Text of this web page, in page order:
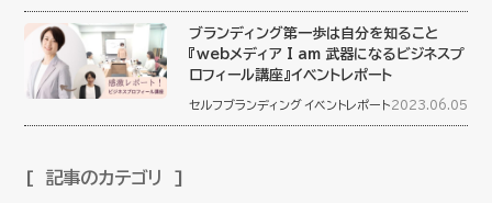
ブランディング第一歩は自分を知ること
『webメディア I am 武器になるビジネスプ
ロフィール講座』イベントレポート
セルフブランディング イベントレポート 2023.06.05
記事のカテゴリ